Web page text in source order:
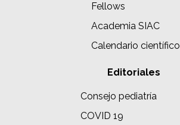
Fellows
Academia SIAC
Calendario científico
Editoriales
Consejo pediatría
COVID 19